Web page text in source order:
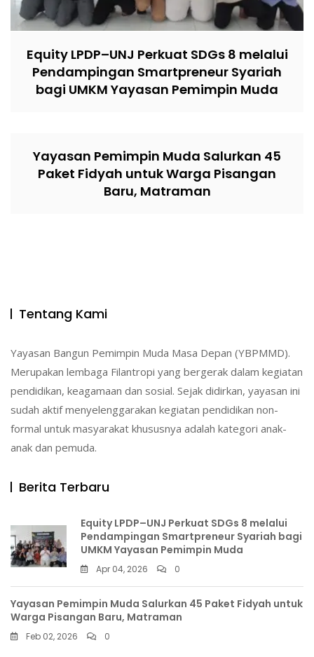
Equity LPDP–UNJ Perkuat SDGs 8 melalui
Pendampingan Smartpreneur Syariah
bagi UMKM Yayasan Pemimpin Muda
Yayasan Pemimpin Muda Salurkan 45
Paket Fidyah untuk Warga Pisangan
Baru, Matraman
Tentang Kami
Yayasan Bangun Pemimpin Muda Masa Depan (YBPMMD).
Merupakan lembaga Filantropi yang bergerak dalam kegiatan
pendidikan, keagamaan dan sosial. Sejak didirkan, yayasan ini
sudah aktif menyelenggarakan kegiatan pendidikan non-
formal untuk masyarakat khususnya adalah kategori anak-
anak dan pemuda.
Berita Terbaru
Equity LPDP–UNJ Perkuat SDGs 8 melalui
Pendampingan Smartpreneur Syariah bagi
UMKM Yayasan Pemimpin Muda
Apr 04, 2026 0
Yayasan Pemimpin Muda Salurkan 45 Paket Fidyah untuk
Warga Pisangan Baru, Matraman
Feb 02, 2026 0